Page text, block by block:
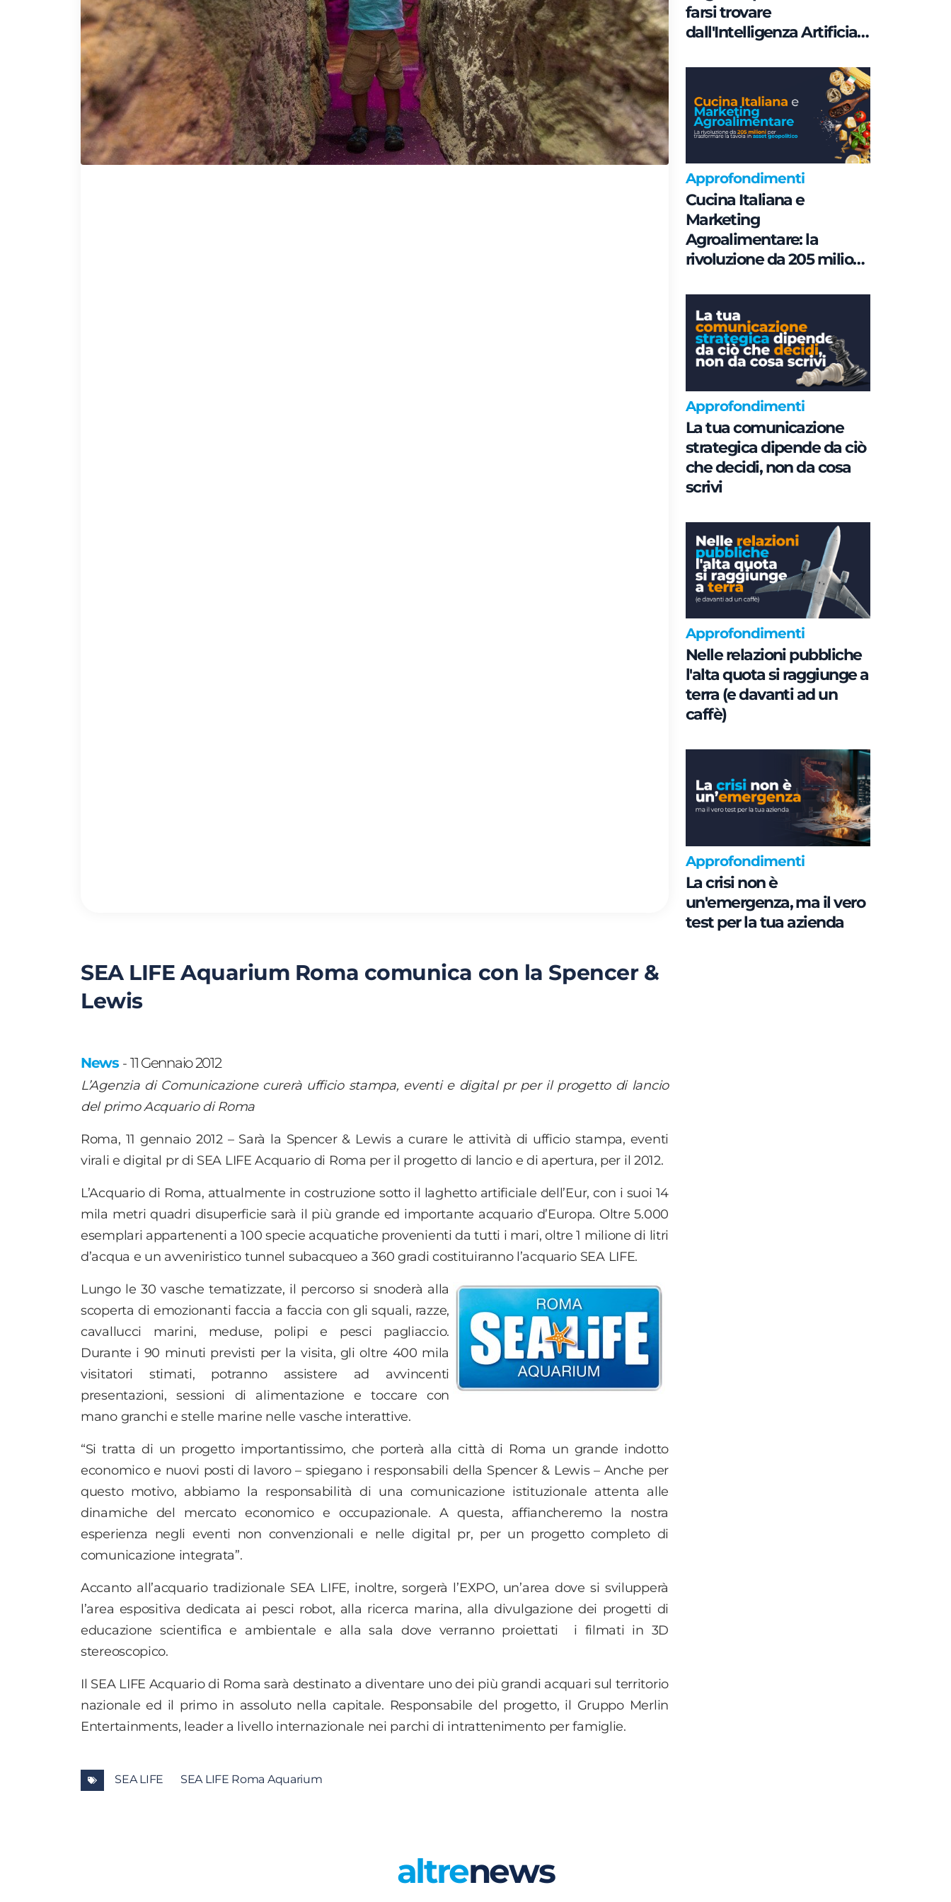
SEA LIFE Aquarium Roma comunica con la Spencer &
Lewis
News - 11 Gennaio 2012
L’Agenzia di Comunicazione curerà ufficio stampa, eventi e digital pr per il progetto di lancio
del primo Acquario di Roma
Roma, 11 gennaio 2012 – Sarà la Spencer & Lewis a curare le attività di ufficio stampa, eventi
virali e digital pr di SEA LIFE Acquario di Roma per il progetto di lancio e di apertura, per il 2012.
L’Acquario di Roma, attualmente in costruzione sotto il laghetto artificiale dell’Eur, con i suoi 14
mila metri quadri disuperficie sarà il più grande ed importante acquario d’Europa. Oltre 5.000
esemplari appartenenti a 100 specie acquatiche provenienti da tutti i mari, oltre 1 milione di litri
d’acqua e un avveniristico tunnel subacqueo a 360 gradi costituiranno l’acquario SEA LIFE.
Lungo le 30 vasche tematizzate, il percorso si snoderà alla
scoperta di emozionanti faccia a faccia con gli squali, razze,
cavallucci marini, meduse, polipi e pesci pagliaccio.
Durante i 90 minuti previsti per la visita, gli oltre 400 mila
visitatori stimati, potranno assistere ad avvincenti
presentazioni, sessioni di alimentazione e toccare con
mano granchi e stelle marine nelle vasche interattive.
“Si tratta di un progetto importantissimo, che porterà alla città di Roma un grande indotto
economico e nuovi posti di lavoro – spiegano i responsabili della Spencer & Lewis – Anche per
questo motivo, abbiamo la responsabilità di una comunicazione istituzionale attenta alle
dinamiche del mercato economico e occupazionale. A questa, affiancheremo la nostra
esperienza negli eventi non convenzionali e nelle digital pr, per un progetto completo di
comunicazione integrata”.
Accanto all’acquario tradizionale SEA LIFE, inoltre, sorgerà l’EXPO, un’area dove si svilupperà
l’area espositiva dedicata ai pesci robot, alla ricerca marina, alla divulgazione dei progetti di
educazione scientifica e ambientale e alla sala dove verranno proiettati i filmati in 3D
stereoscopico.
Il SEA LIFE Acquario di Roma sarà destinato a diventare uno dei più grandi acquari sul territorio
nazionale ed il primo in assoluto nella capitale. Responsabile del progetto, il Gruppo Merlin
Entertainments, leader a livello internazionale nei parchi di intrattenimento per famiglie.
SEA LIFE SEA LIFE Roma Aquarium
farsi trovare
dall'Intelligenza Artificiale
Governance e non di
parole chiave
Approfondimenti
Cucina Italiana e
Marketing
Agroalimentare: la
rivoluzione da 205 milioni
in asset geopolitico
Approfondimenti
La tua comunicazione
strategica dipende da ciò
che decidi, non da cosa
scrivi
Approfondimenti
Nelle relazioni pubbliche
l'alta quota si raggiunge a
terra (e davanti ad un
caffè)
Approfondimenti
La crisi non è
un'emergenza, ma il vero
test per la tua azienda
altrenews